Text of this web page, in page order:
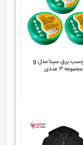
نوار چسب برق سینا مدل g
مجموعه 3 عددی